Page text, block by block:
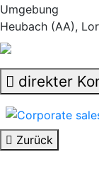
Umgebung
Heubach (AA),
direkter
Zurück